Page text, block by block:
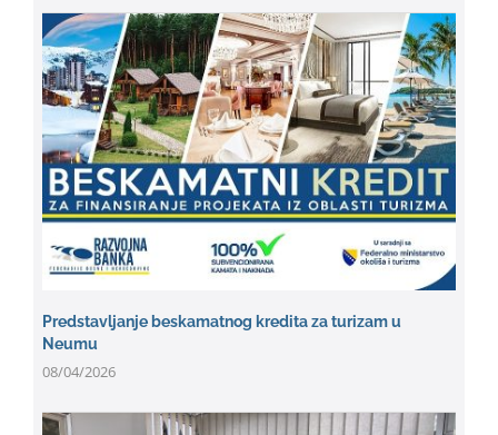
Predstavljanje beskamatnog kredita za turizam u
Neumu
08/04/2026